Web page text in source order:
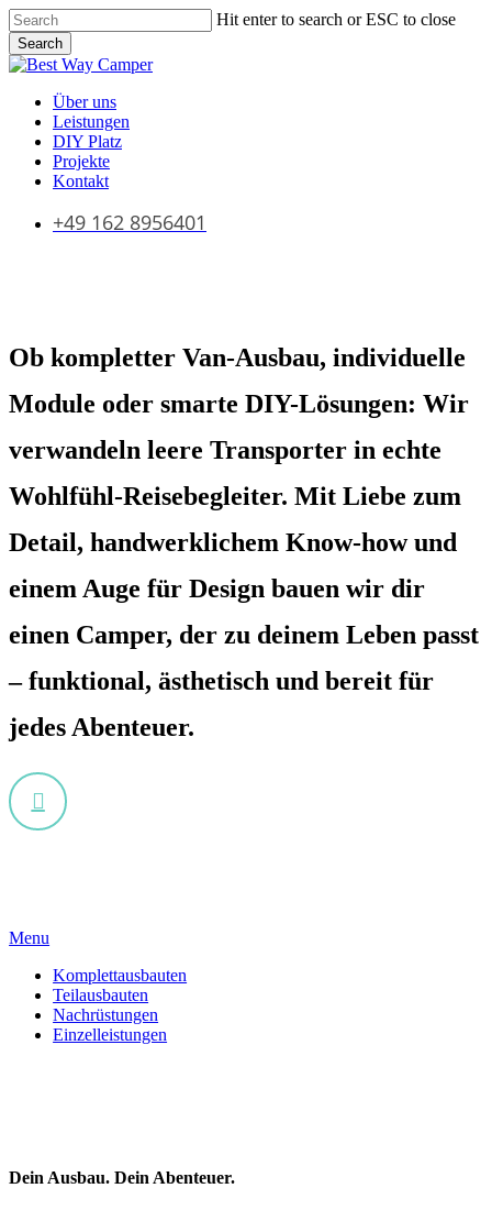
Skip
to
main
content
Hit enter to search or ESC to close
Search
Close
Menu
Über uns
Leistungen
DIY Platz
Projekte
Kontakt
+49 162 8956401
Ob kompletter Van-Ausbau, individuelle
Module oder smarte DIY-Lösungen: Wir
verwandeln leere Transporter in echte
Wohlfühl-Reisebegleiter. Mit Liebe zum
Detail, handwerklichem Know-how und
einem Auge für Design bauen wir dir
einen Camper, der zu deinem Leben passt
– funktional, ästhetisch und bereit für
jedes Abenteuer.
Navigate
next
section
Menu
Komplettausbauten
Teilausbauten
Nachrüstungen
Einzelleistungen
Dein Ausbau. Dein Abenteuer.